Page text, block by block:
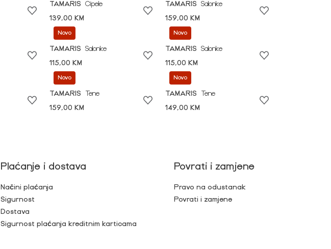
TAMARIS
Cipele
139,00 KM
TAMARIS
Salonke
159,00 KM
Novo
TAMARIS
Salonke
115,00 KM
Novo
TAMARIS
Salonke
115,00 KM
Novo
TAMARIS
Tene
159,00 KM
Novo
TAMARIS
Tene
149,00 KM
Plaćanje i dostava
Načini plaćanja
Sigurnost
Dostava
Sigurnost plaćanja kreditnim karticama
Povrati i zamjene
Pravo na odustanak
Povrati i zamjene